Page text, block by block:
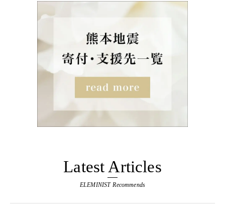
Latest Articles
ELEMINIST Recommends